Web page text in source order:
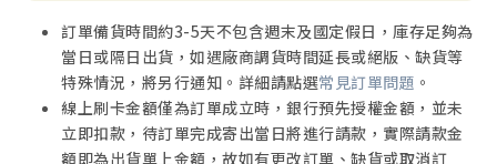
訂單備貨時間約3-5天不包含週末及國定假日，庫存足夠為
當日或隔日出貨，如遇廠商調貨時間延長或絕版、缺貨等
特殊情況，將另行通知。詳細請點選常見訂單問題 。
線上刷卡金額僅為訂單成立時，銀行預先授權金額，並未
立即扣款，待訂單完成寄出當日將進行請款，實際請款金
額即為出貨單上金額，故如有更改訂單、缺貨或取消訂